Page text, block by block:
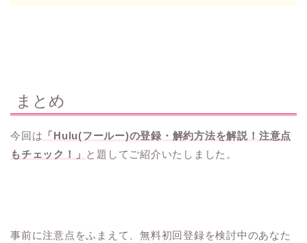
まとめ
今回は 「Hulu(フールー)の登録・解約方法を解説！注意点
もチェック！」 と題してご紹介いたしました。
事前に注意点をふまえて、無料初回登録を検討中のあなた